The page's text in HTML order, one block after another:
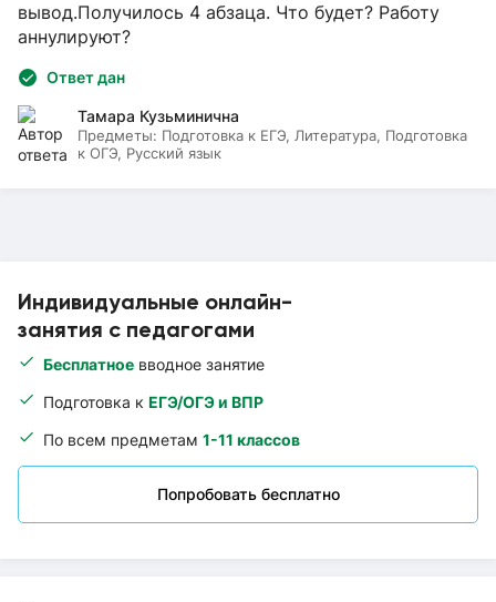
Индивидуальные онлайн-
занятия с педагогами
Бесплатное вводное занятие
Подготовка к ЕГЭ/ОГЭ и ВПР
По всем предметам 1-11 классов
Попробовать бесплатно
вывод.Получилось 4 абзаца. Что будет? Работу
аннулируют?
Ответ дан
Тамара Кузьминична
Предметы: Подготовка к ЕГЭ, Литература, Подготовка
к ОГЭ, Русский язык